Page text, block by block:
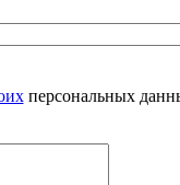
персональных